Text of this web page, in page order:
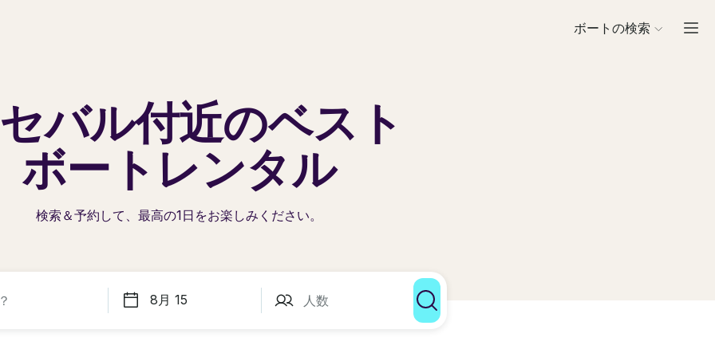
ボートの検索
バル付近のベスト
ボートレンタル
検索＆予約して、最高の1日をお楽しみください。